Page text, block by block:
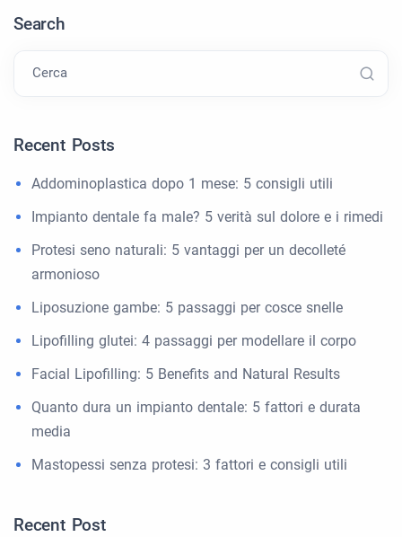
Search
Cerca
Recent Posts
Addominoplastica dopo 1 mese: 5 consigli utili
Impianto dentale fa male? 5 verità sul dolore e i rimedi
Protesi seno naturali: 5 vantaggi per un decolleté
armonioso
Liposuzione gambe: 5 passaggi per cosce snelle
Lipofilling glutei: 4 passaggi per modellare il corpo
Facial Lipofilling: 5 Benefits and Natural Results
Quanto dura un impianto dentale: 5 fattori e durata
media
Mastopessi senza protesi: 3 fattori e consigli utili
Recent Post